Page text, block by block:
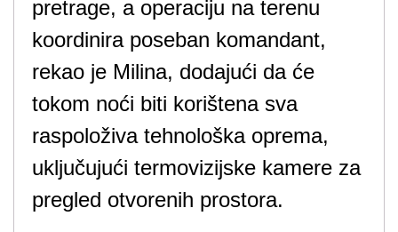
pretrage, a operaciju na terenu
koordinira poseban komandant,
rekao je Milina, dodajući da će
tokom noći biti korištena sva
raspoloživa tehnološka oprema,
uključujući termovizijske kamere za
pregled otvorenih prostora.